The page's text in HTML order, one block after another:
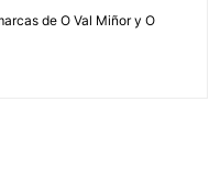
de O Val Miñor y O